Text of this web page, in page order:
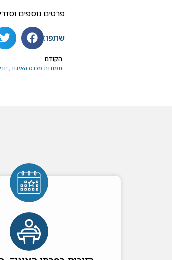
פרטים נוספים
שתפו:
הקודם
תמונות מכנס האיגוד, יוני